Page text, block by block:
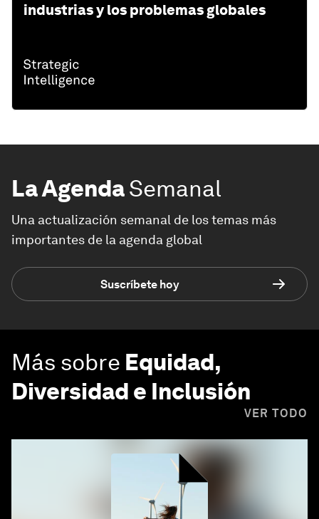
industrias y los problemas globales
La AgendaSemanal
Una actualización semanal de los temas más
importantes de la agenda global
Suscríbete hoy
Más sobre Equidad,
Diversidad e Inclusión
VER TODO